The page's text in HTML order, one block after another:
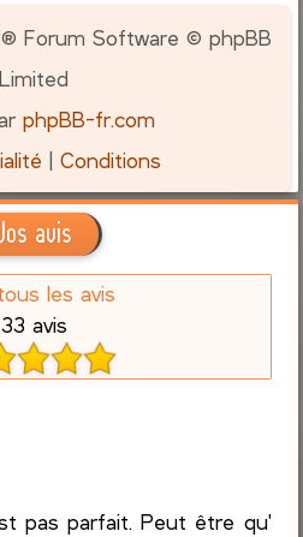
® Forum Software © phpBB
Limited
phpBB-fr.com
|Conditions
avis
les avis
33 avis
pas parfait. Peut être qu'